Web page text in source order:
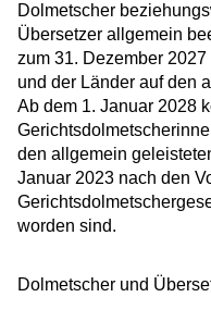
Dolmetscher
Übersetzer allgemein
zum 31. Dezember
und der Länder auf den
Ab dem 1. Januar 2028
den allgemein
Januar 2023 nach den
worden sind.
Dolmetscher und